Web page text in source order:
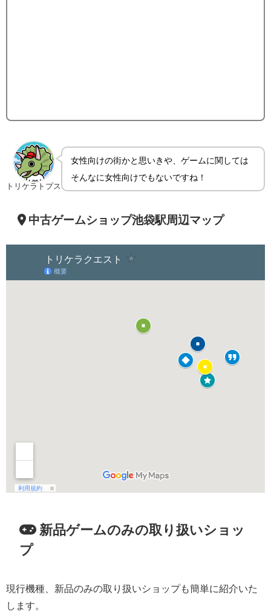
トリケラトプス
女性向けの街かと思いきや、ゲームに関しては
そんなに女性向けでもないですね！
中古ゲームショップ池袋駅周辺 マップ
新品ゲームのみの取り扱いショッ
プ
現行機種、新品のみの取り扱いショップも簡単に紹介いた
します。